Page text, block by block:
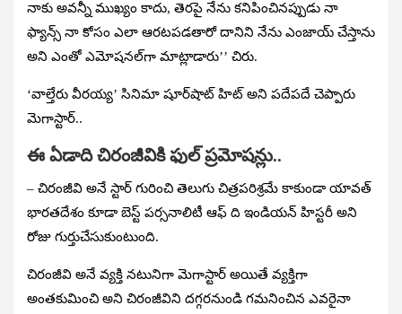
నాకు అవన్నీ ముఖ్యం కాదు, తెరపై నేను కనిపించినప్పుడు నా
ఫ్యాన్స్‌ నా కోసం ఎలా ఆరటపడతారో దానిని నేను ఎంజాయ్‌ చేస్తాను
అని ఎంతో ఎమోషనల్‌గా మాట్లాడారు’’ చిరు.
‘వాల్తేరు వీరయ్య’ సినిమా షూర్‌షాట్‌ హిట్‌ అని పదేపదే చెప్పారు
మెగాస్టార్‌..
ఈ ఏడాది చిరంజీవికి ఫుల్‌ ప్రమోషన్లు..
– చిరంజీవి అనే స్టార్‌ గురించి తెలుగు చిత్రపరిశ్రమే కాకుండా యావత్‌
భారతదేశం కూడా బెస్ట్‌ పర్సనాలిటీ ఆఫ్‌ ది ఇండియన్‌ హిస్టరీ అని
రోజు గుర్తుచేసుకుంటుంది.
చిరంజీవి అనే వ్యక్తి నటునిగా మెగాస్టార్‌ అయితే వ్యక్తిగా
అంతకుమించి అని చిరంజీవిని దగ్గరనుండి గమనించిన ఎవరైనా